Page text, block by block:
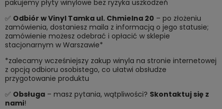
pakujemy płyty winylowe bez ryzyka uszkodzeń
✅ Odbiór w Vinyl Tamka ul. Chmielna 20 – po złożeniu
zamówienia, dostaniesz maila z informacją o jego statusie;
zamówienie możesz odebrać i opłacić w sklepie
stacjonarnym w Warszawie*
*zalecamy wcześniejszy zakup winyla na stronie internetowej
z opcją odbioru osobistego, co ułatwi obsłudze
przygotowanie produktu
✅ Obsługa – masz pytania, wątpliwości? Skontaktuj się z
nami!